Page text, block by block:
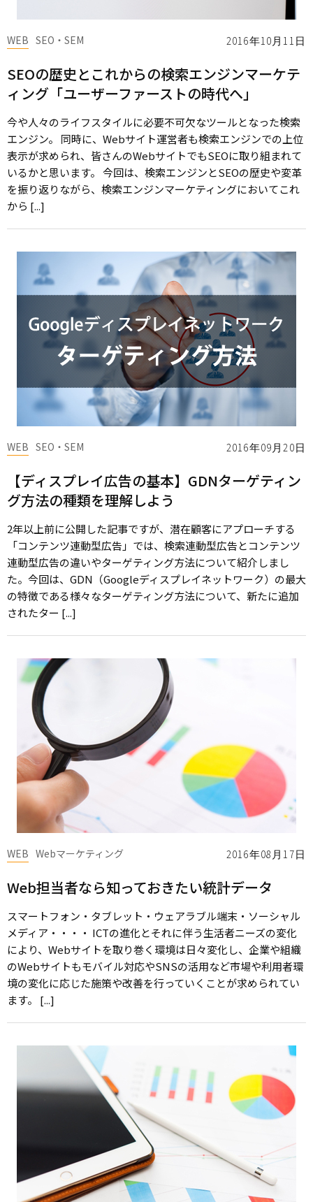
2016年10月11日
WEB SEO・SEM
SEOの歴史とこれからの検索エンジンマーケテ
ィング「ユーザーファーストの時代へ」
今や人々のライフスタイルに必要不可欠なツールとなった検索
エンジン。 同時に、Webサイト運営者も検索エンジンでの上位
表示が求められ、皆さんのWebサイトでもSEOに取り組まれて
いるかと思います。 今回は、検索エンジンとSEOの歴史や変革
を振り返りながら、検索エンジンマーケティングにおいてこれ
から [...]
2016年09月20日
WEB SEO・SEM
【ディスプレイ広告の基本】GDNターゲティン
グ方法の種類を理解しよう
2年以上前に公開した記事ですが、潜在顧客にアプローチする
「コンテンツ連動型広告」では、検索連動型広告とコンテンツ
連動型広告の違いやターゲティング方法について紹介しまし
た。今回は、GDN（Googleディスプレイネットワーク）の最大
の特徴である様々なターゲティング方法について、新たに追加
されたター [...]
2016年08月17日
WEB Webマーケティング
Web担当者なら知っておきたい統計データ
スマートフォン・タブレット・ウェアラブル端末・ソーシャル
メディア・・・・ ICTの進化とそれに伴う生活者ニーズの変化
により、Webサイトを取り巻く環境は日々変化し、企業や組織
のWebサイトもモバイル対応やSNSの活用など市場や利用者環
境の変化に応じた施策や改善を行っていくことが求められてい
ます。 [...]